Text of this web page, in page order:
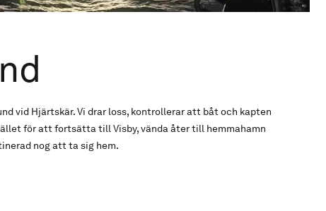
vid Hjärtskär. Vi drar loss, kontrollerar att båt och kapten
för att fortsätta till Visby, vända åter till hemmahamn
nog att ta sig hem.